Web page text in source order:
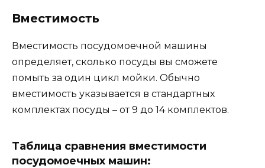
Вместимость
Вместимость посудомоечной машины
определяет, сколько посуды вы сможете
помыть за один цикл мойки. Обычно
вместимость указывается в стандартных
комплектах посуды – от 9 до 14 комплектов.
Таблица сравнения вместимости
посудомоечных машин: